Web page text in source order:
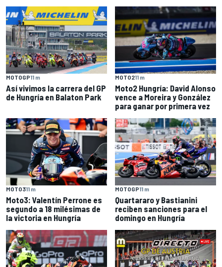
MOTOGP11 m
Así vivimos la carrera del GP
de Hungría en Balaton Park
MOTO211 m
Moto2 Hungría: David Alonso
vence a Moreira y González
para ganar por primera vez
MOTO311 m
Moto3: Valentín Perrone es
segundo a 18 milésimas de
la victoria en Hungría
MOTOGP11 m
Quartararo y Bastianini
reciben sanciones para el
domingo en Hungría